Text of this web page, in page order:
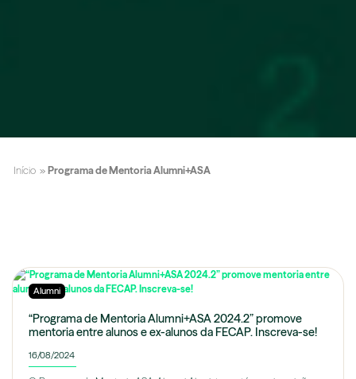
Início » Programa de Mentoria Alumni+ASA
Alumni
“Programa de Mentoria Alumni+ASA 2024.2” promove
mentoria entre alunos e ex-alunos da FECAP. Inscreva-se!
16/08/2024